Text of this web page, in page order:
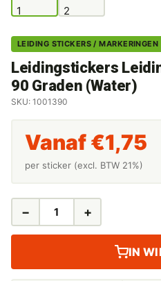
LEIDING STICKERS / MARKERINGEN
Leidingstickers
90 Graden (Water)
SKU: 1001390
Vanaf €1,75
per sticker (excl. BTW 21%)
LEIDINGSTICKERS
− +
IN